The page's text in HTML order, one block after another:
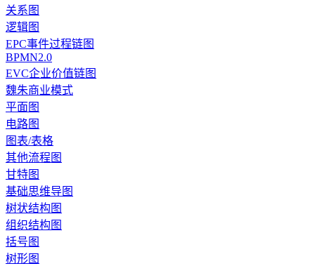
关系图
逻辑图
EPC事件过程链图
BPMN2.0
EVC企业价值链图
魏朱商业模式
平面图
电路图
图表/表格
其他流程图
甘特图
基础思维导图
树状结构图
组织结构图
括号图
树形图